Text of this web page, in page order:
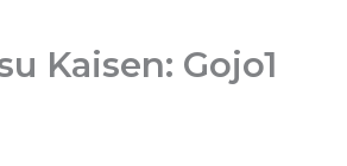
Kaisen: Gojo1